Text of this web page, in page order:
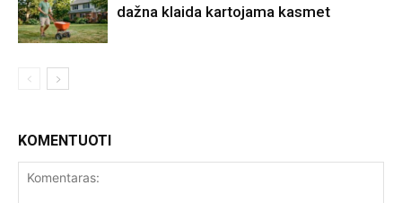
dažna klaida kartojama kasmet
KOMENTUOTI